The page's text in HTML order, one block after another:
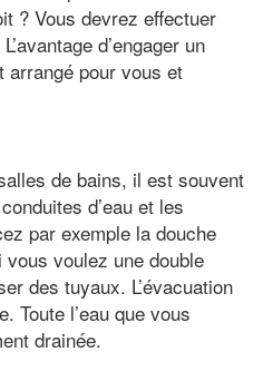
? Vous devrez effectuer
d’engager un
pour vous et
de bains, il est souvent
d’eau et les
par exemple la douche
voulez une double
des tuyaux. L’évacuation
Toute l’eau que vous
drainée.